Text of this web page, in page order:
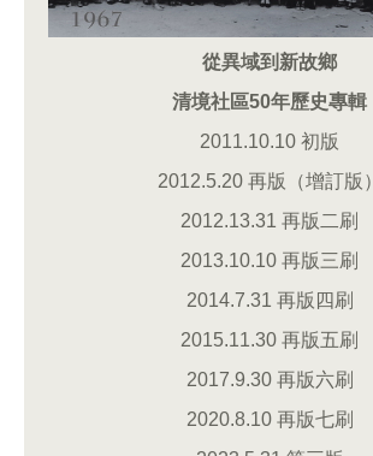
從異域到新故鄉
清境社區50年歷史專輯
2011.10.10 初版
2012.5.20 再版（增訂版）
2012.13.31 再版二刷
2013.10.10 再版三刷
2014.7.31 再版四刷
2015.11.30 再版五刷
2017.9.30 再版六刷
2020.8.10 再版七刷